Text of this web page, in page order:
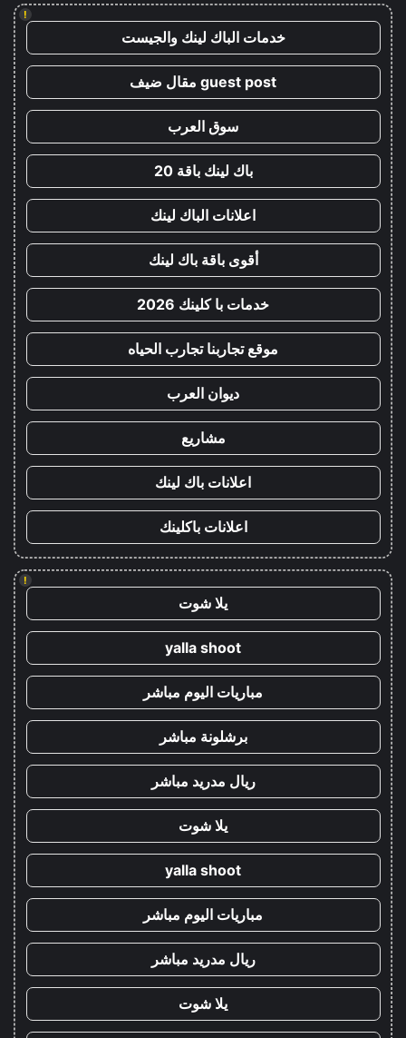
!
خدمات الباك لينك والجيست
guest post مقال ضيف
سوق العرب
باك لينك باقة 20
اعلانات الباك لينك
أقوى باقة باك لينك
خدمات با كلينك 2026
موقع تجاربنا تجارب الحياه
ديوان العرب
مشاريع
اعلانات باك لينك
اعلانات باكلينك
!
يلا شوت
yalla shoot
مباريات اليوم مباشر
برشلونة مباشر
ريال مدريد مباشر
يلا شوت
yalla shoot
مباريات اليوم مباشر
ريال مدريد مباشر
يلا شوت